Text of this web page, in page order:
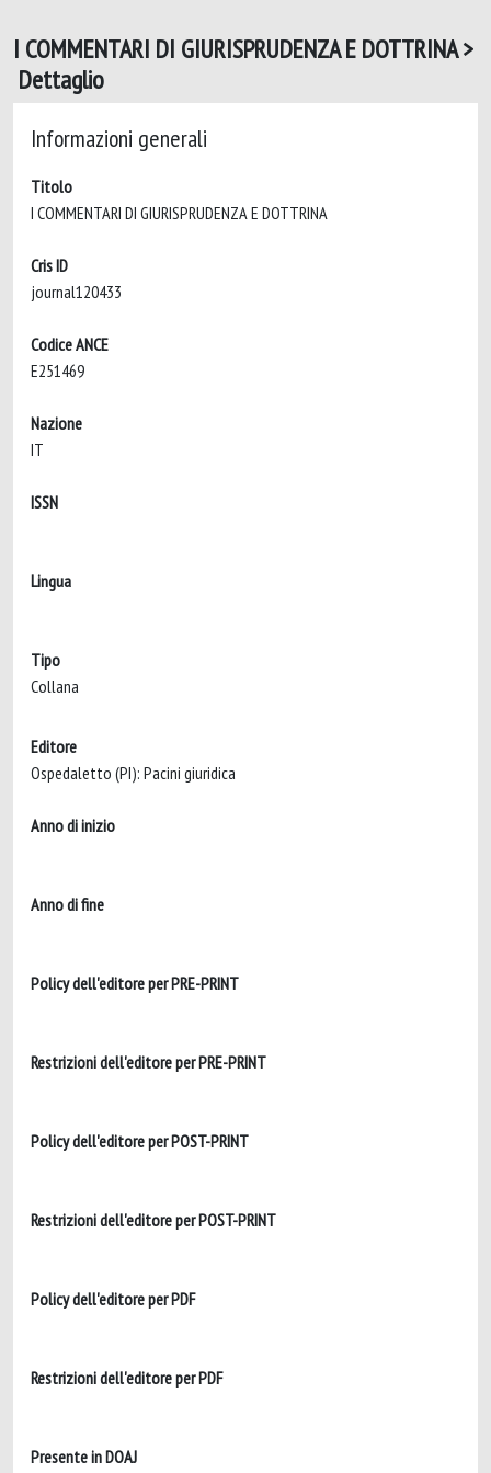
I COMMENTARI DI GIURISPRUDENZA E DOTTRINA >
Dettaglio
Informazioni generali
Titolo
Cris ID
Codice ANCE
Nazione
ISSN
Lingua
Tipo
Collana
Editore
Anno di inizio
Anno di fine
Policy dell'editore per PRE-PRINT
Restrizioni dell'editore per PRE-PRINT
Policy dell'editore per POST-PRINT
Restrizioni dell'editore per POST-PRINT
Policy dell'editore per PDF
Restrizioni dell'editore per PDF
Presente in DOAJ